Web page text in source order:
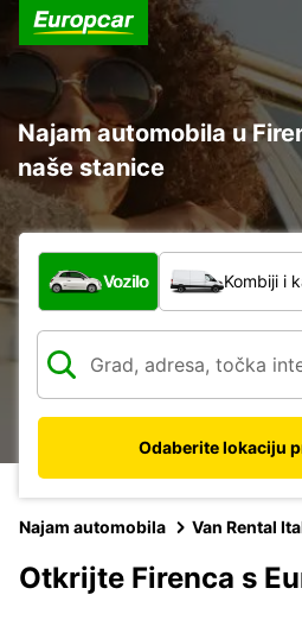
Najam automobila u
naše stanice
Koja vrsta vozila?
Vozilo Kombiji i
Odaberite lokaciju
Najam automobila Van Rental
Otkrijte Firenca s